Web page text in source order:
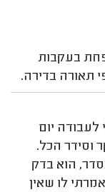
בעקבות
תאורה בדירה.
יום
בבוקר וסידר הכל.
בסדר, הוא בדק
לו שאין